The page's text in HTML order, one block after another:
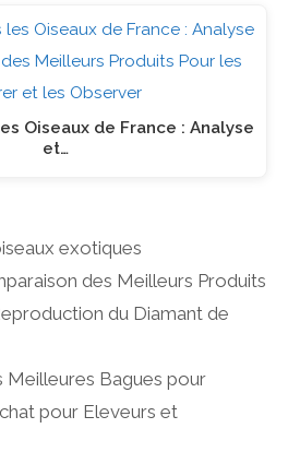
Oiseaux de France : Analyse
et…
exotiques
des Meilleurs Produits
du Diamant de
Meilleures Bagues pour
pour Eleveurs et